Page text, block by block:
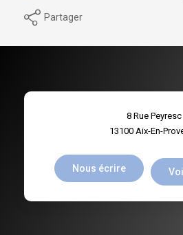
Partager
8 Rue Peyresc
13100 Aix-En-
Nous écrire